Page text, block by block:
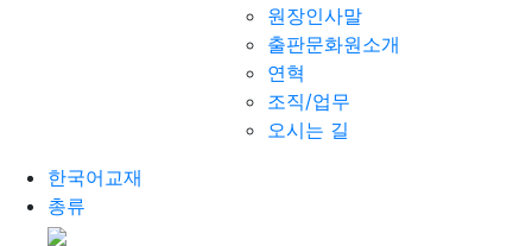
원장인사말
출판문화원소개
연혁
조직/업무
오시는 길
한국어교재
총류